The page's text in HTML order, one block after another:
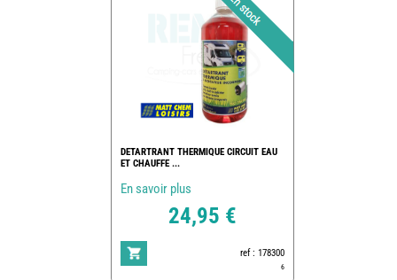
DETARTRANT THERMIQUE CIRCUIT EAU
ET CHAUFFE ...
En savoir plus
24,95 €
ref : 178300
6